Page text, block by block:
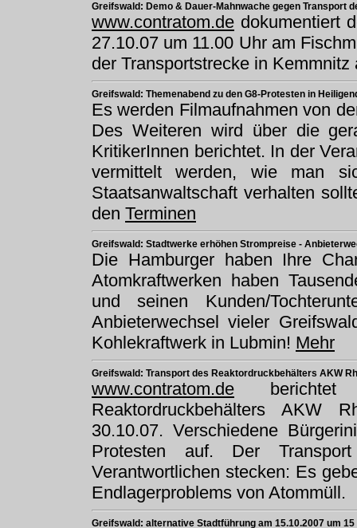
Greifswald: Demo & Dauer-Mahnwache gegen Transport
www.contratom.de dokumentiert
27.10.07 um 11.00 Uhr am
der Transportstrecke in
Greifswald: Themenabend zu den G8-Protesten in
Es werden Filmaufnahmen von
Des Weiteren wird über die
KritikerInnen berichtet. In der
vermittelt werden, wie man
Staatsanwaltschaft verhalten
den Terminen
Greifswald: Stadtwerke erhöhen Strompreise -
Die Hamburger haben Ihre
Atomkraftwerken haben
und seinen Kunden/
Anbieterwechsel vieler
Kohlekraftwerk in Lubmin! Mehr
Greifswald: Transport des Reaktordruckbehälters AKW
www.contratom.de berichtet
Reaktordruckbehälters AKW
30.10.07. Verschiedene
Protesten auf. Der
Verantwortlichen stecken: Es
Endlagerproblems von Atommüll.
Greifswald: alternative Stadtführung am 15.10.2007 um